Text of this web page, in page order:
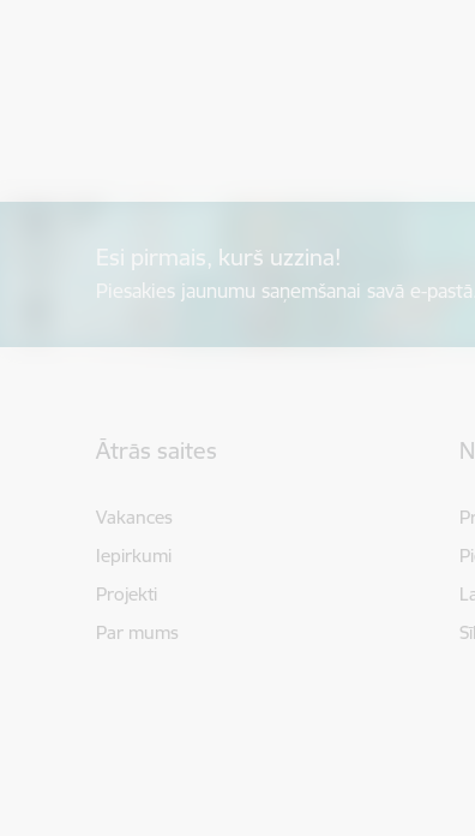
Esi pirmais, kurš uzzina!
Piesakies jaunumu saņemšanai savā e-pastā.
Ātrās saites
Vakances
Iepirkumi
Projekti
Par mums